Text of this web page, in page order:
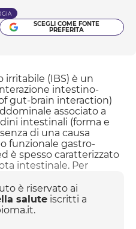
SCEGLI COME FONTE
PREFERITA
irritabile (IBS) è un
intestino-
gut-brain interaction)
associato a
intestinali (forma e
di una causa
funzionale gastro-
è spesso caratterizzato
intestinale. Per
e nel trattamento
indiani ha
sono stati
è riservato ai
saluteiscritti a